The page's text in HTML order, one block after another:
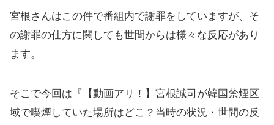
宮根さんはこの件で番組内で謝罪をしていますが、そ
の謝罪の仕方に関しても世間からは様々な反応があり
ます。
そこで今回は『【動画アリ！】宮根誠司が韓国禁煙区
域で喫煙していた場所はどこ？当時の状況・世間の反